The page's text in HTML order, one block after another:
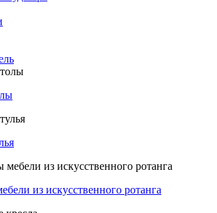
из искусственного ротанга